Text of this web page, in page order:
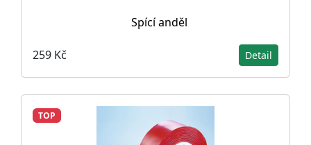
Spící anděl
259 Kč Detail
TOP